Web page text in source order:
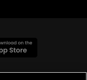
SA, Toate